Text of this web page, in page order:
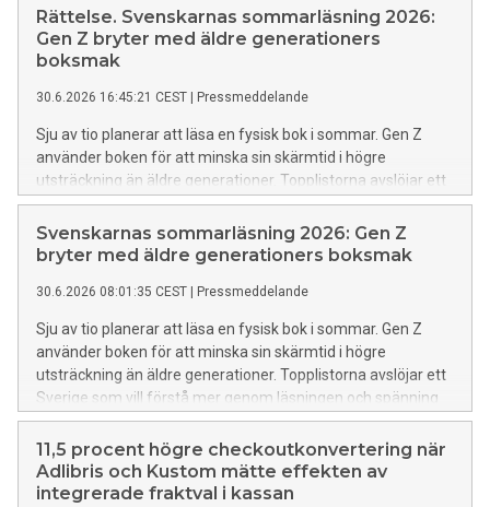
Rättelse. Svenskarnas sommarläsning 2026:
Gen Z bryter med äldre generationers
boksmak
30.6.2026 16:45:21 CEST Pressmeddelande
Sju av tio planerar att läsa en fysisk bok i sommar. Gen Z
använder boken för att minska sin skärmtid i högre
utsträckning än äldre generationer. Topplistorna avslöjar ett
Sverige som vill förstå mer genom läsningen och spänning
som aldrig tycks svalna – förutom bland våra yngre läsare.
Adlibris summerar sommarens läsning i tre trender och
Svenskarnas sommarläsning 2026: Gen Z
bryter med äldre generationers boksmak
30.6.2026 08:01:35 CEST Pressmeddelande
Sju av tio planerar att läsa en fysisk bok i sommar. Gen Z
använder boken för att minska sin skärmtid i högre
utsträckning än äldre generationer. Topplistorna avslöjar ett
Sverige som vill förstå mer genom läsningen och spänning
som aldrig tycks svalna – förutom bland våra yngre läsare.
Adlibris summerar sommarens läsning i tre trender och
presenterar årets bästsäljare.
11,5 procent högre checkoutkonvertering när
Adlibris och Kustom mätte effekten av
integrerade fraktval i kassan